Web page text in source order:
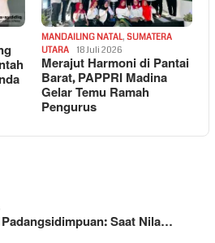
MANDAILING NATAL, SUMATERA
UTARA
18 Juli 2026
Merajut Harmoni di Pantai
Barat, PAPPRI Madina
Gelar Temu Ramah
Pengurus
Saat Nila…